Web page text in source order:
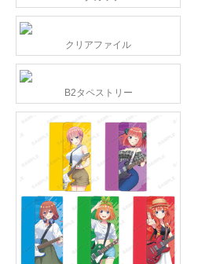
クリアファイル
B2タペストリー